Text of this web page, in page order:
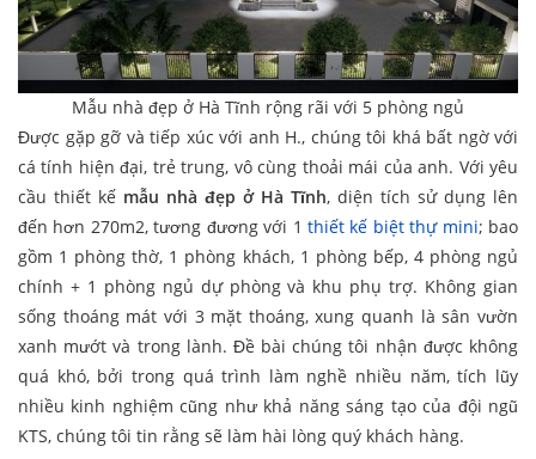
Mẫu nhà đẹp ở Hà Tĩnh rộng rãi với 5 phòng ngủ
Được gặp gỡ và tiếp xúc với anh H., chúng tôi khá bất ngờ với
cá tính hiện đại, trẻ trung, vô cùng thoải mái của anh. Với yêu
cầu thiết kế mẫu nhà đẹp ở Hà Tĩnh, diện tích sử dụng lên
đến hơn 270m2, tương đương với 1 thiết kế biệt thự mini; bao
gồm 1 phòng thờ, 1 phòng khách, 1 phòng bếp, 4 phòng ngủ
chính + 1 phòng ngủ dự phòng và khu phụ trợ. Không gian
sống thoáng mát với 3 mặt thoáng, xung quanh là sân vườn
xanh mướt và trong lành. Đề bài chúng tôi nhận được không
quá khó, bởi trong quá trình làm nghề nhiều năm, tích lũy
nhiều kinh nghiệm cũng như khả năng sáng tạo của đội ngũ
KTS, chúng tôi tin rằng sẽ làm hài lòng quý khách hàng.